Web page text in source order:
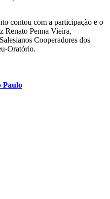
contou com a participação e o
Renato Penna Vieira,
Cooperadores dos
Oratório.
Paulo